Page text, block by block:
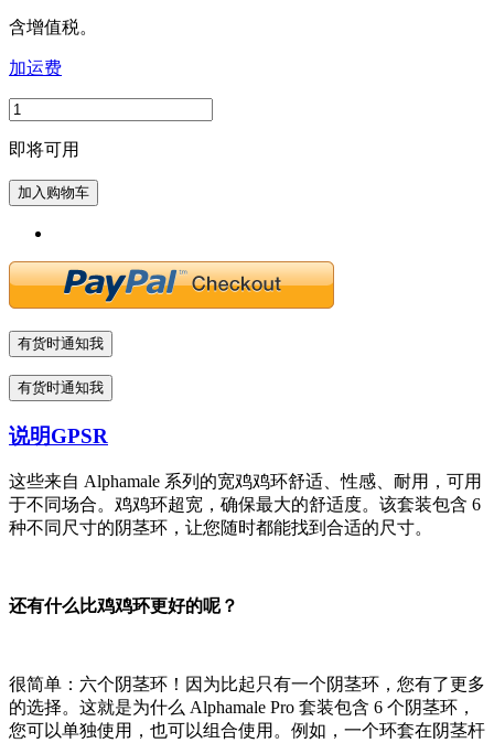
含增值税。
加运费
即将可用
加入购物车
有货时通知我
有货时通知我
说明GPSR
这些来自 Alphamale 系列的宽鸡鸡环舒适、性感、耐用，可用
于不同场合。鸡鸡环超宽，确保最大的舒适度。该套装包含 6
种不同尺寸的阴茎环，让您随时都能找到合适的尺寸。
还有什么比鸡鸡环更好的呢？
很简单：六个阴茎环！因为比起只有一个阴茎环，您有了更多
的选择。这就是为什么 Alphamale Pro 套装包含 6 个阴茎环，
您可以单独使用，也可以组合使用。例如，一个环套在阴茎杆